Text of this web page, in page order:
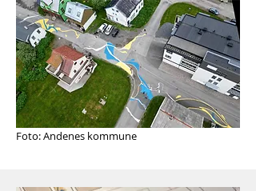
Foto: Andenes kommune